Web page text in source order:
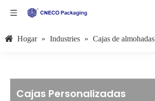
Hogar » Industries » Cajas de almohadas
Cajas Personalizadas